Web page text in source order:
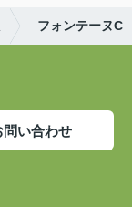
フォンテーヌC
問い合わせ